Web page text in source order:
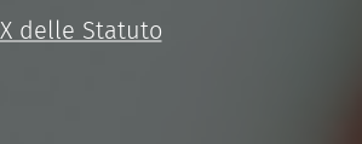
delle Statuto